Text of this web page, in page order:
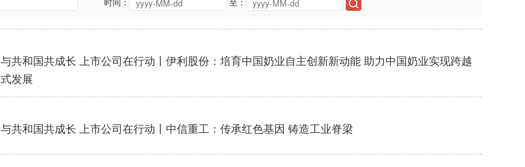
与共和国共成长 上市公司在行动丨伊利股份：培育中国奶业自主创新新动能 助力中国奶业实现跨越
式发展
与共和国共成长 上市公司在行动丨中信重工：传承红色基因 铸造工业脊梁